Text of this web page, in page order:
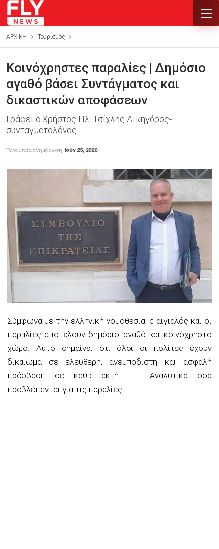
ΑΡΧΙΚΗ Τουρισμός
Κοινόχρηστες παραλίες | Δημόσιο
αγαθό βάσει Συντάγματος και
δικαστικών αποφάσεων
Γράφει ο Χρήστος Ηλ. Τσίχλης Δικηγόρος-
συνταγματολόγος.
Τελευταία ενημέρωση Ιούν 25, 2026
Σύμφωνα με την ελληνική νομοθεσία, ο αιγιαλός και οι
παραλίες αποτελούν δημόσιο αγαθό και κοινόχρηστο
χώρο. Αυτό σημαίνει ότι όλοι οι πολίτες έχουν
δικαίωμα σε ελεύθερη, ανεμπόδιστη και ασφαλή
πρόσβαση σε κάθε ακτή. Αναλυτικά όσα
προβλέπονται για τις παραλίες: